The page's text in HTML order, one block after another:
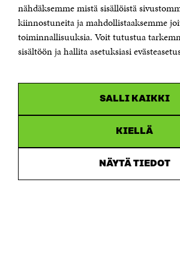
nähdäksemme mistä sisällöistä
kiinnostuneita ja mahdollistaaksemme
toiminnallisuuksia. Voit tutustua
sisältöön ja hallita asetuksiasi
SALLI KAIKKI
KIELLÄ
NÄYTÄ TIEDOT
Sähköpostiosoite
Saapumisohjeet
Y-tunnus 0202132-3
ikkunassaInstagram